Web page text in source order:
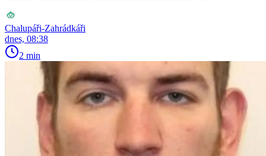
Chalupáři-Zahrádkáři
dnes, 08:38
2 min